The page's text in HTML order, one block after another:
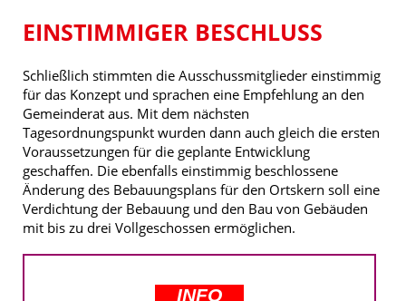
EINSTIMMIGER BESCHLUSS
Schließlich stimmten die Ausschussmitglieder einstimmig
für das Konzept und sprachen eine Empfehlung an den
Gemeinderat aus. Mit dem nächsten
Tagesordnungspunkt wurden dann auch gleich die ersten
Voraussetzungen für die geplante Entwicklung
geschaffen. Die ebenfalls einstimmig beschlossene
Änderung des Bebauungsplans für den Ortskern soll eine
Verdichtung der Bebauung und den Bau von Gebäuden
mit bis zu drei Vollgeschossen ermöglichen.
INFO